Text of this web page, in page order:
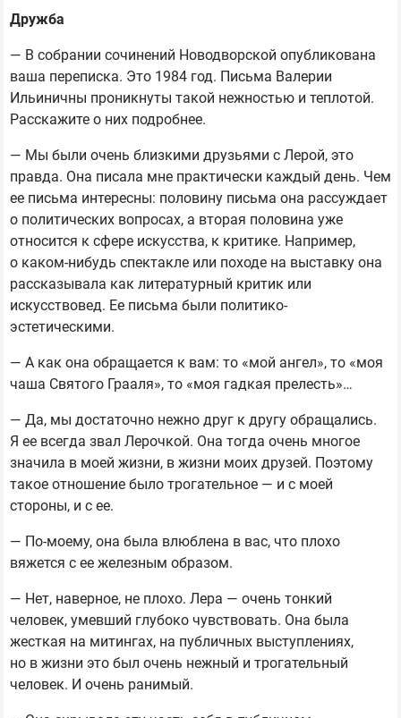
Дружба
— В собрании сочинений Новодворской опубликована
ваша переписка. Это 1984 год. Письма Валерии
Ильиничны проникнуты такой нежностью и теплотой.
Расскажите о них подробнее.
— Мы были очень близкими друзьями с Лерой, это
правда. Она писала мне практически каждый день. Чем
ее письма интересны: половину письма она рассуждает
о политических вопросах, а вторая половина уже
относится к сфере искусства, к критике. Например,
о каком-нибудь спектакле или походе на выставку она
рассказывала как литературный критик или
искусствовед. Ее письма были политико-
эстетическими.
— А как она обращается к вам: то «мой ангел», то «моя
чаша Святого Грааля», то «моя гадкая прелесть»…
— Да, мы достаточно нежно друг к другу обращались.
Я ее всегда звал Лерочкой. Она тогда очень многое
значила в моей жизни, в жизни моих друзей. Поэтому
такое отношение было трогательное — и с моей
стороны, и с ее.
— По-моему, она была влюблена в вас, что плохо
вяжется с ее железным образом.
— Нет, наверное, не плохо. Лера — очень тонкий
человек, умевший глубоко чувствовать. Она была
жесткая на митингах, на публичных выступлениях,
но в жизни это был очень нежный и трогательный
человек. И очень ранимый.